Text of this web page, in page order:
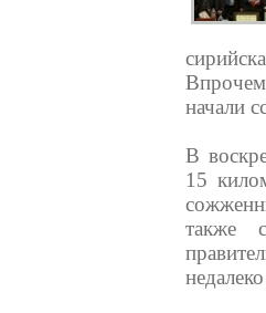
начали
В
15
также